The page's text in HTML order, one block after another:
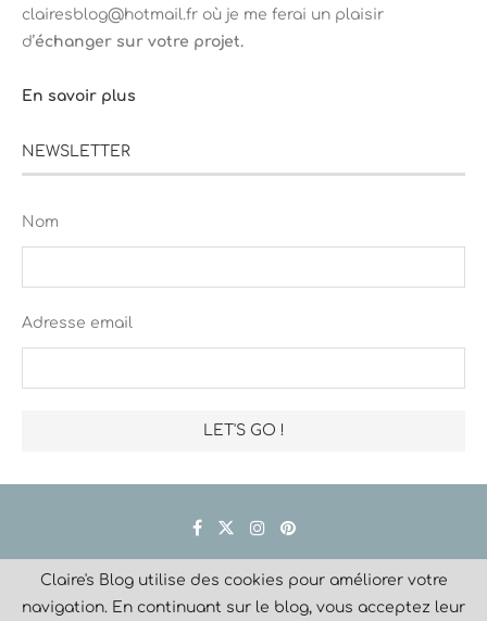
clairesblog@hotmail.fr où je me ferai un plaisir
d’échanger sur votre projet.
En savoir plus
NEWSLETTER
Nom
Adresse email
Créé avec
Claire's Blog utilise des cookies pour améliorer votre
navigation. En continuant sur le blog, vous acceptez leur